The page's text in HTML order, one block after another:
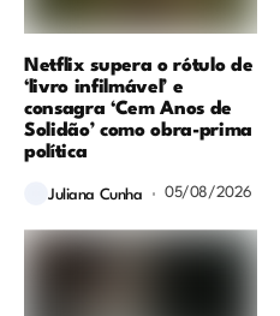
Netflix supera o rótulo de
‘livro infilmável’ e
consagra ‘Cem Anos de
Solidão’ como obra-prima
política
Juliana Cunha 05/08/2026